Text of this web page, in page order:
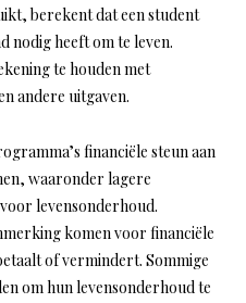
berekent dat een student
nodig heeft om te leven.
te houden met
andere uitgaven.
financiële steun aan
waaronder lagere
levensonderhoud.
komen voor financiële
of vermindert. Sommige
om hun levensonderhoud te